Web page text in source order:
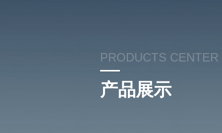
PRODUCTS CENTER
产品展示